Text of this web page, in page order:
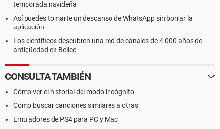
temporada navideña
Así puedes tomarte un descanso de WhatsApp sin borrar la
aplicación
Los científicos descubren una red de canales de 4.000 años de
antigüedad en Belice
CONSULTA TAMBIÉN
Cómo ver el historial del modo incógnito
Cómo buscar canciones similares a otras
Emuladores de PS4 para PC y Mac